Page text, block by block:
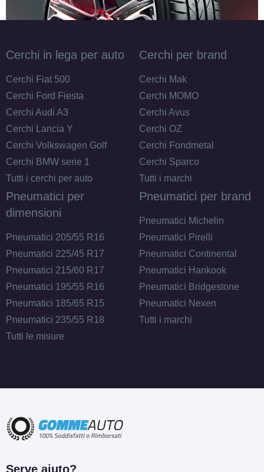
Cerchi in lega per auto
Cerchi Fiat 500
Cerchi Ford Fiesta
Cerchi Audi A3
Cerchi Lancia Y
Cerchi Volkswagen Golf
Cerchi BMW serie 1
Tutti i cerchi per auto
Cerchi per brand
Cerchi Mak
Cerchi MOMO
Cerchi Avus
Cerchi OZ
Cerchi Fondmetal
Cerchi Sparco
Tutti i marchi
Pneumatici per
dimensioni
Pneumatici 205/55 R16
Pneumatici 225/45 R17
Pneumatici 215/60 R17
Pneumatici 195/55 R16
Pneumatici 185/65 R15
Pneumatici 235/55 R18
Tutti le misure
Pneumatici per brand
Pneumatici Michelin
Pneumatici Pirelli
Pneumatici Continental
Pneumatici Hankook
Pneumatici Bridgestone
Pneumatici Nexen
Tutti i marchi
Serve aiuto?